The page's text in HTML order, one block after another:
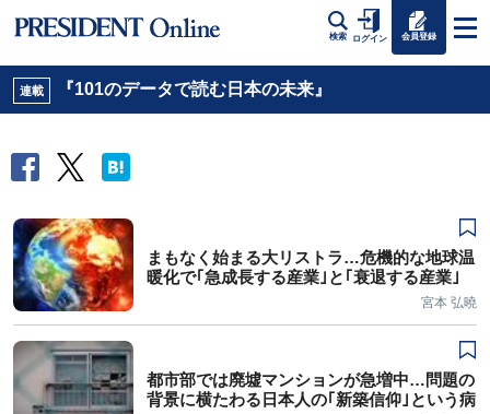
検索 ログイン 会員登録
連載 『101のデータで読む日本の未来』
まもなく始まる大リストラ…危機的な地球温
暖化で｢急成長する産業｣と｢衰退する産業｣
宮本 弘曉
都市部では廃墟マンションが急増中…問題の
背景に横たわる日本人の｢新築信仰｣という病